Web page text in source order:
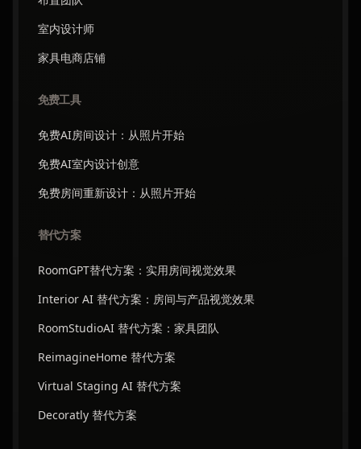
室内设计师
家具电商店铺
免费工具
免费AI房间设计：从照片开始
免费AI室内设计创意
免费房间重新设计：从照片开始
替代方案
RoomGPT替代方案：实用房间视觉效果
Interior AI 替代方案：房间与产品视觉效果
RoomStudioAI 替代方案：家具团队
ReimagineHome 替代方案
Virtual Staging AI 替代方案
Decoratly 替代方案